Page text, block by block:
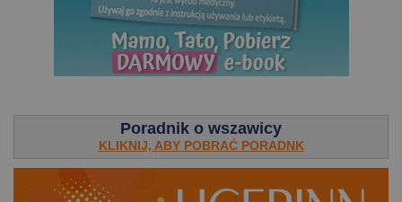
Poradnik o wszawicy
KLIKNIJ, ABY POBRAĆ PORADNK